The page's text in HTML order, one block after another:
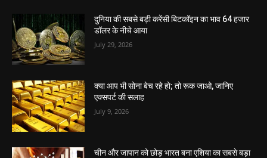
दुनिया की सबसे बड़ी करेंसी बिटकॉइन का भाव 64 हजार
डॉलर के नीचे आया
July 29, 2026
क्या आप भी सोना बेच रहे हो; तो रूक जाओ, जानिए
एक्सपर्ट की सलाह
July 9, 2026
चीन और जापान को छोड़ भारत बना एशिया का सबसे बड़ा